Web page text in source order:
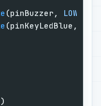
(pinBuzzer, LOW
(pinKeyLedBlue,